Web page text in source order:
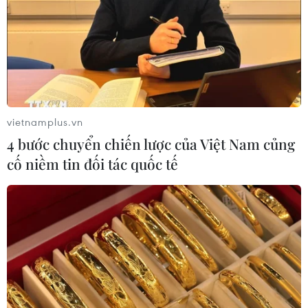
vietnamplus.vn
4 bước chuyển chiến lược của Việt Nam củng
cố niềm tin đối tác quốc tế